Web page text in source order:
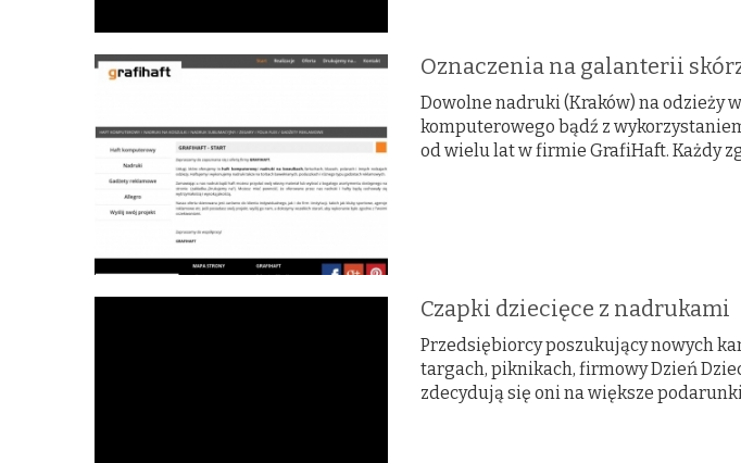
Oznaczenia na galanterii
Dowolne nadruki (Kraków) na odzieży
komputerowego bądź z
od wielu lat w firmie GrafiHaft. Każdy
Czapki dziecięce z nadrukami
Przedsiębiorcy poszukujący nowych
targach, piknikach, firmowy Dzień
zdecydują się oni na większe